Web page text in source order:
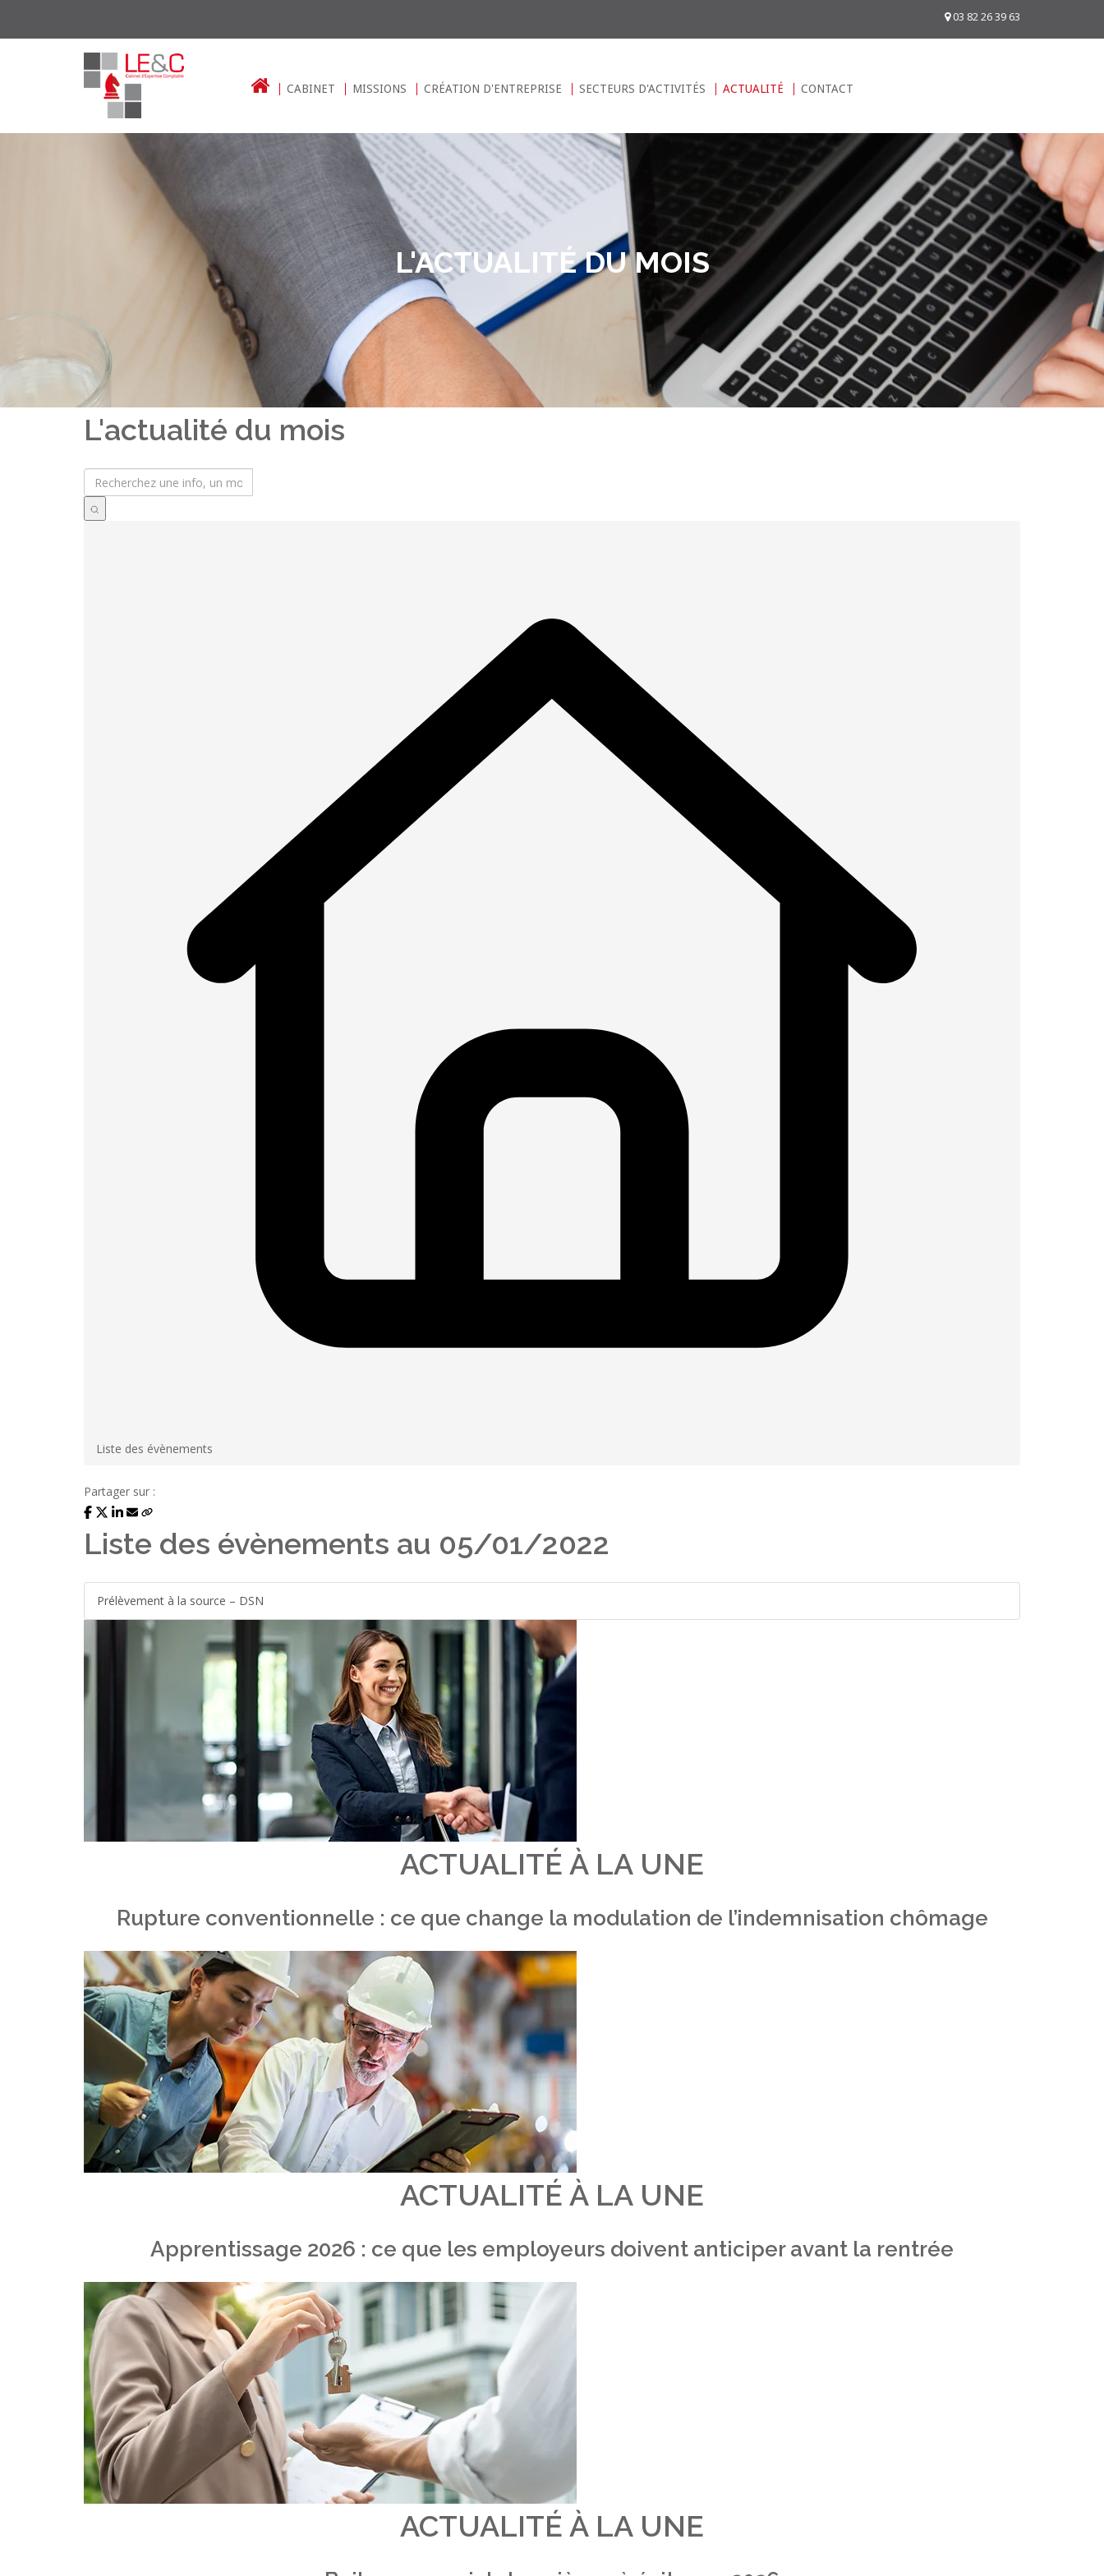
03 82 26 39 63
CABINET MISSIONS CRÉATION D'ENTREPRISE SECTEURS D'ACTIVITÉS ACTUALITÉ CONTACT
L'ACTUALITÉ DU MOIS
L'actualité du mois
Liste des évènements
Partager sur :
Liste des évènements au 05/01/2022
Prélèvement à la source – DSN
ACTUALITÉ À LA UNE
Rupture conventionnelle : ce que change la modulation de l’indemnisation chômage
ACTUALITÉ À LA UNE
Apprentissage 2026 : ce que les employeurs doivent anticiper avant la rentrée
ACTUALITÉ À LA UNE